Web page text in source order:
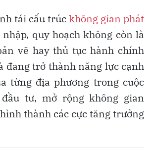
tái cấu trúckhông gian phát
nhập, quy hoạch không còn là
vẽ hay thủ tục hành chính
đang trở thành năng lực cạnh
từng địa phương trong cuộc
tư, mở rộng không gian
thành các cực tăng trưởng